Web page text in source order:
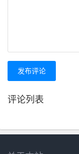
发布评论
评论列表